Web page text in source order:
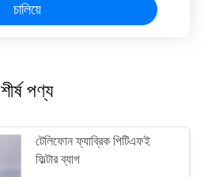
চালিয়ে
শীর্ষ পণ্য
টেলিফোন ফ্যাব্রিক পিটিএফই
ফিল্টার ব্যাগ